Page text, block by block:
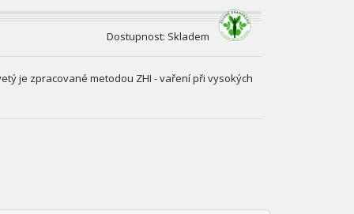
Dostupnost: Skladem
je zpracované metodou ZHI - vaření při vysokých